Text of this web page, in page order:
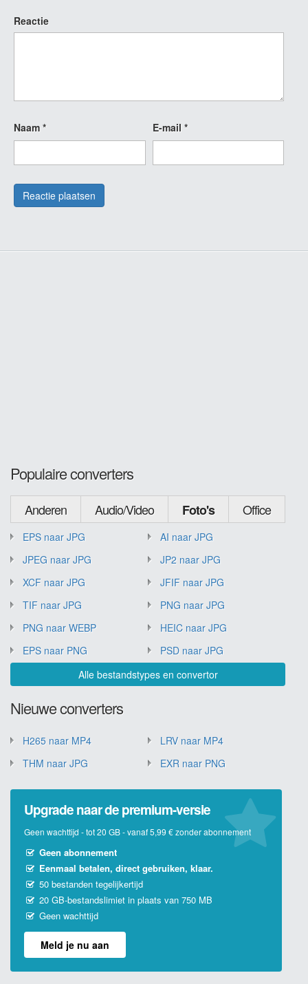
Reactie
Naam * E-mail *
Populaire converters
Anderen Audio/Video Foto's Office
EPS naar JPG
AI naar JPG
JPEG naar JPG
JP2 naar JPG
XCF naar JPG
JFIF naar JPG
TIF naar JPG
PNG naar JPG
PNG naar WEBP
HEIC naar JPG
EPS naar PNG
PSD naar JPG
Alle bestandstypes en convertor
Nieuwe converters
H265 naar MP4
LRV naar MP4
THM naar JPG
EXR naar PNG
Upgrade naar de premium-versie
Geen wachttijd - tot 20 GB - vanaf 5,99 € zonder abonnement
Geen abonnement
Eenmaal betalen, direct gebruiken, klaar.
50 bestanden tegelijkertijd
20 GB-bestandslimiet in plaats van 750 MB
Geen wachttijd
Meld je nu aan